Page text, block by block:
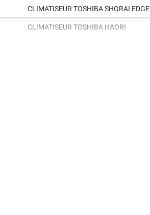
CLIMATISEUR TOSHIBA SHORAI EDGE
CLIMATISEUR TOSHIBA HAORI